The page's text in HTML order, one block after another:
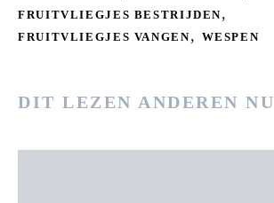
FRUITVLIEGJES BESTRIJDEN,
FRUITVLIEGJES VANGEN, WESPEN
DIT LEZEN ANDEREN NU